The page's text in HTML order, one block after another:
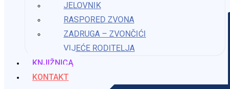
JELOVNIK
RASPORED ZVONA
ZADRUGA – ZVONČIĆI
VIJEĆE RODITELJA
KNJIŽNICA
KONTAKT